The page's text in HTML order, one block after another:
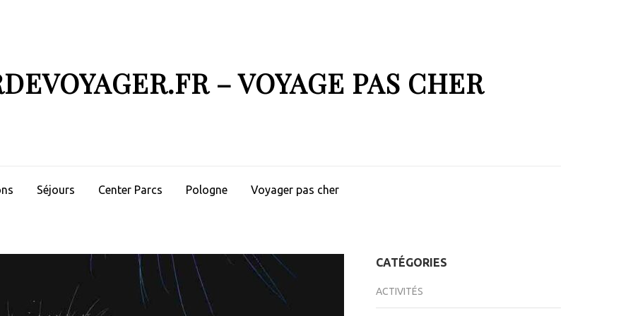
– VOYAGE PAS CHER
Séjours Center Parcs Pologne Voyager pas cher
CATÉGORIES
ACTIVITÉS